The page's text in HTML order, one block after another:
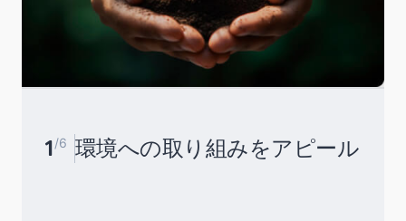
1/6 環境への取り組みをアピール